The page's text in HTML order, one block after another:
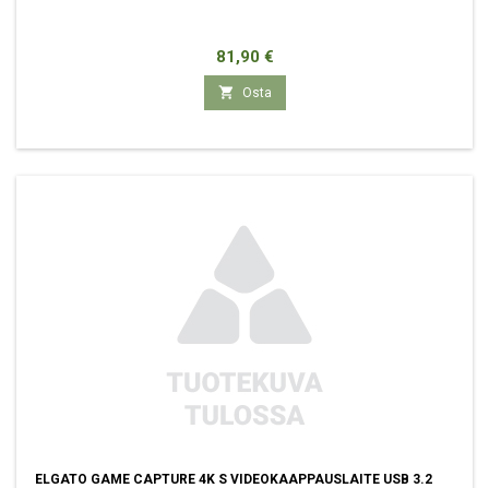
Hinta
81,90 €
 Osta
ELGATO GAME CAPTURE 4K S VIDEOKAAPPAUSLAITE USB 3.2